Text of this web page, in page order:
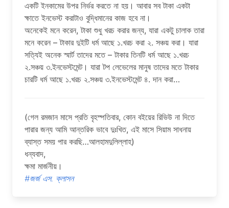
একটি ইনকামের উপর নির্ভর করতে না হয়। আবার সব টাকা একটা
ক্ষাতে ইনভেস্ট করাটাও বুদ্ধিমানের কাজ হবে না।
অনেকেই মনে করেন, টাকা শুধু খরচ করার জন্য, যারা একটু চালাক তারা
মনে করেন – টাকার দুইটি ধর্ম আছে ১.খরচ করা ২. সঞ্চয় করা। যারা
সত্যিই অনেক স্মার্ট তাদের মতে – টাকার তিনটি ধর্ম আছে ১.খরচ
২.সঞ্চয় ৩.ইনভেস্টমেন্ট। যারা টপ লেভেলের মানুষ তাদের মতে টাকার
চারটি ধর্ম আছে ১.খরচ ২.সঞ্চয় ৩.ইনভেস্টমেন্ট ৪. দান করা…
(গেল রমজান মাসে প্রতি বৃহস্পতিবার, কোন বইয়ের রিভিউ না দিতে
পারার জন্য আমি আন্তরিক ভাবে দুঃখিত, এই মাসে সিয়াম সাধনায়
ব্যাস্ত সময় পার করছি…আলহামদুলিল্লাহ)
ধন্যবাদ,
ক্ষমা মার্জনীয়।
#জর্জ এস. ক্লাসন